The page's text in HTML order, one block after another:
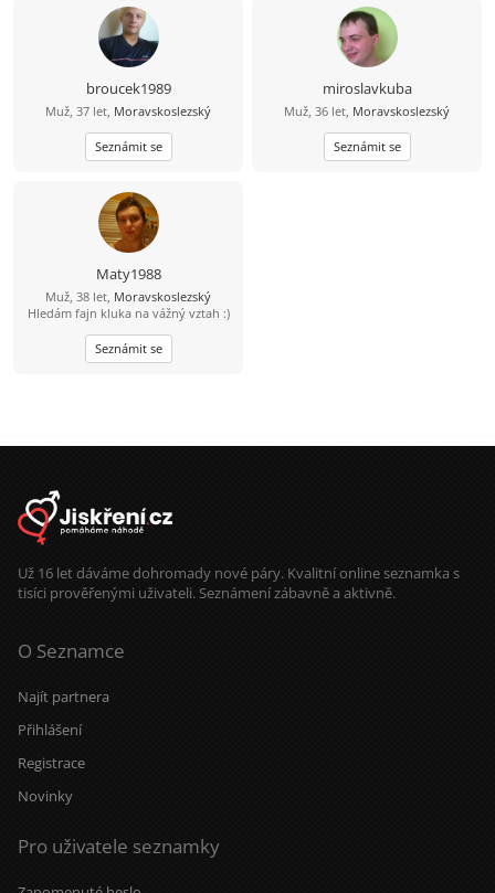
broucek1989
Muž, 37 let, Moravskoslezský
Seznámit se
miroslavkuba
Muž, 36 let, Moravskoslezský
Seznámit se
Maty1988
Muž, 38 let, Moravskoslezský
Hledám fajn kluka na vážný vztah :)
Seznámit se
Už 16 let dáváme dohromady nové páry. Kvalitní online seznamka s
tisíci prověřenými uživateli. Seznámení zábavně a aktivně.
O Seznamce
Najít partnera
Přihlášení
Registrace
Novinky
Pro uživatele seznamky